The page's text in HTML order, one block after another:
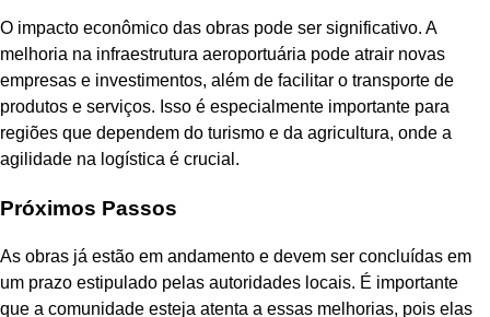
O impacto econômico das obras pode ser significativo. A
melhoria na infraestrutura aeroportuária pode atrair novas
empresas e investimentos, além de facilitar o transporte de
produtos e serviços. Isso é especialmente importante para
regiões que dependem do turismo e da agricultura, onde a
agilidade na logística é crucial.
Próximos Passos
As obras já estão em andamento e devem ser concluídas em
um prazo estipulado pelas autoridades locais. É importante
que a comunidade esteja atenta a essas melhorias, pois elas